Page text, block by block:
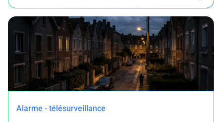
Alarme - télésurveillance